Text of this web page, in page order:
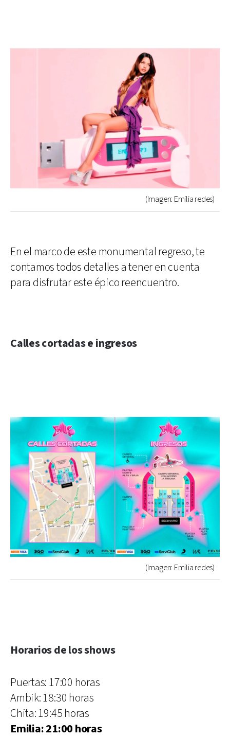
(Imagen: Emilia redes)
En el marco de este monumental regreso, te
contamos todos detalles a tener en cuenta
para disfrutar este épico reencuentro.
Calles cortadas e ingresos
(Imagen: Emilia redes)
Horarios de los shows
Puertas: 17:00 horas
Ambik: 18:30 horas
Chita: 19:45 horas
Emilia: 21:00 horas